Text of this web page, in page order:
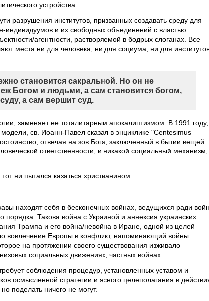
устройства.
разрушения институтов, призванных создавать среду для
индивидуумов и их свободных объединений с властью.
агентности, растворяемой в бодрых слоганах. Все
места ни для человека, ни для социума, ни для институтов
становится сакральной. Но он не
Богом и людьми, а сам становится богом,
а сам вершит суд.
заменяет ее тоталитарным апокалиптизмом. В 1991 году,
св. Иоанн-Павел сказал в энциклике "Centesimus
отвечая на зов Бога, заключенный в бытии вещей.
ответственности, и никакой социальный механизм,
ни пытался казаться христианином.
находят себя в бесконечных войнах, ведущихся ради
порядка. Такова война с Украиной и аннексия украинских
Трампа и его война/невойна в Иране, одной из целей
вовлечение Европы в конфликт, напоминающий войны
на протяжении своего существования изживало
социальных движениях, частных войнах.
соблюдения процедур, установленных уставом и
осмысленной стратегии и ясного целеполагания в
поделать ничего не могут.